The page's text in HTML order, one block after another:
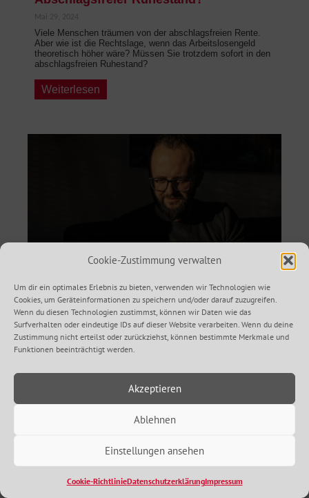
Cookie-Zustimmung verwalten
Um dir ein optimales Erlebnis zu bieten, verwenden wir Technologien wie
Cookies, um Geräteinformationen zu speichern und/oder darauf zuzugreifen.
Wenn du diesen Technologien zustimmst, können wir Daten wie das
Surfverhalten oder eindeutige IDs auf dieser Website verarbeiten. Wenn du deine
Zustimmung nicht erteilst oder zurückziehst, können bestimmte Merkmale und
Funktionen beeinträchtigt werden.
Akzeptieren
Ablehnen
Einstellungen ansehen
Cookie-RichtlinieDatenschutzerklärungImpressum
Mai 29, 2024
Viele Menschen träumen von der abschlagsfreien Rente.
Aber wie ist die Rechtslage, wenn das Arbeitslosengeld
theoretisch höher wäre? Müssen Sie trotzdem sofort in den
abschlagsfreien Ruhestand?
Weiterlesen
Schwerbehinderung rückwirkend
April 26, 2024
Nicht immer gelingt es, den Schwerbehindertenausweis im
ersten Anlauf erfolgreich zu beantragen. Manchmal muss
zunächst ein Widerspruch eingelegt werden. Selten sogar